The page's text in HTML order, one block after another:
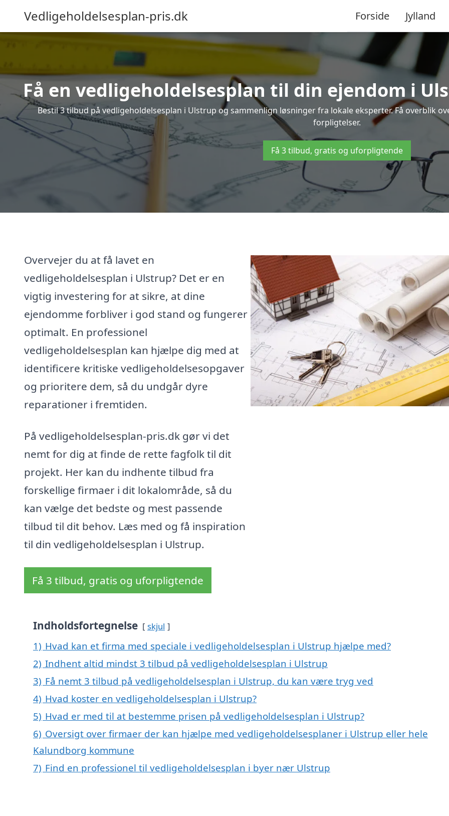
Vedligeholdelsesplan-pris.dk Forside Jylland
Få en vedligeholdelsesplan til din ejendom i
Bestil 3 tilbud på vedligeholdelsesplan i Ulstrup og sammenlign løsninger fra lokale eksperter. Få overblik
forpligtelser.
Få 3 tilbud, gratis og uforpligtende
Overvejer du at få lavet en
vedligeholdelsesplan i Ulstrup? Det er en
vigtig investering for at sikre, at dine
ejendomme forbliver i god stand og fungerer
optimalt. En professionel
vedligeholdelsesplan kan hjælpe dig med at
identificere kritiske vedligeholdelsesopgaver
og prioritere dem, så du undgår dyre
reparationer i fremtiden.
På vedligeholdelsesplan-pris.dk gør vi det
nemt for dig at finde de rette fagfolk til dit
projekt. Her kan du indhente tilbud fra
forskellige firmaer i dit lokalområde, så du
kan vælge det bedste og mest passende
tilbud til dit behov. Læs med og få inspiration
til din vedligeholdelsesplan i Ulstrup.
Få 3 tilbud, gratis og uforpligtende
Indholdsfortegnelse skjul
1) Hvad kan et firma med speciale i vedligeholdelsesplan i Ulstrup hjælpe med?
2) Indhent altid mindst 3 tilbud på vedligeholdelsesplan i Ulstrup
3) Få nemt 3 tilbud på vedligeholdelsesplan i Ulstrup, du kan være tryg ved
4) Hvad koster en vedligeholdelsesplan i Ulstrup?
5) Hvad er med til at bestemme prisen på vedligeholdelsesplan i Ulstrup?
6) Oversigt over firmaer der kan hjælpe med vedligeholdelsesplaner i Ulstrup eller hele
Kalundborg kommune
7) Find en professionel til vedligeholdelsesplan i byer nær Ulstrup